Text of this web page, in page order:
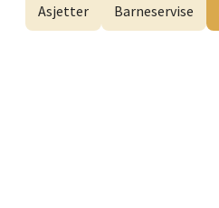
Asjetter Barneservise